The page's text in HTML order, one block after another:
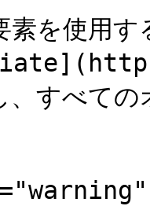
素を使用
、すべて